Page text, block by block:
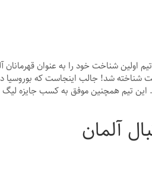
این ، دورتموند در دهه 90 و اوایل 2010 به رسمیت شناخته شد! جالب
که در سال 1966 برنده جایزه یوفا شد. این تیم همچنین موفق به کسب